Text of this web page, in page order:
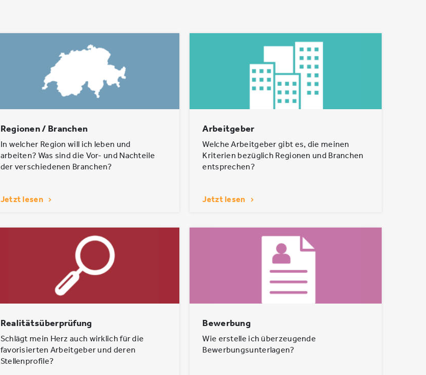
Regionen / Branchen
In welcher Region will ich leben und
arbeiten? Was sind die Vor- und Nachteile
der verschiedenen Branchen?
Jetzt lesen
Arbeitgeber
Welche Arbeitgeber gibt es, die meinen
Kriterien bezüglich Regionen und Branchen
entsprechen?
Jetzt lesen
Realitätsüberprüfung
Schlägt mein Herz auch wirklich für die
favorisierten Arbeitgeber und deren
Stellenprofile?
Bewerbung
Wie erstelle ich überzeugende
Bewerbungsunterlagen?